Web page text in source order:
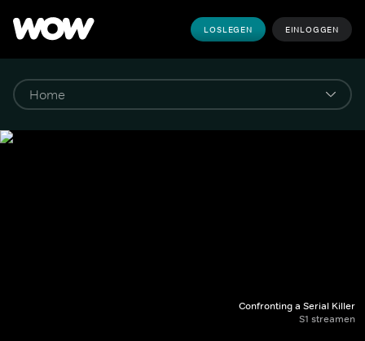
LOSLEGEN EINLOGGEN
Confronting a Serial Killer
S1 streamen